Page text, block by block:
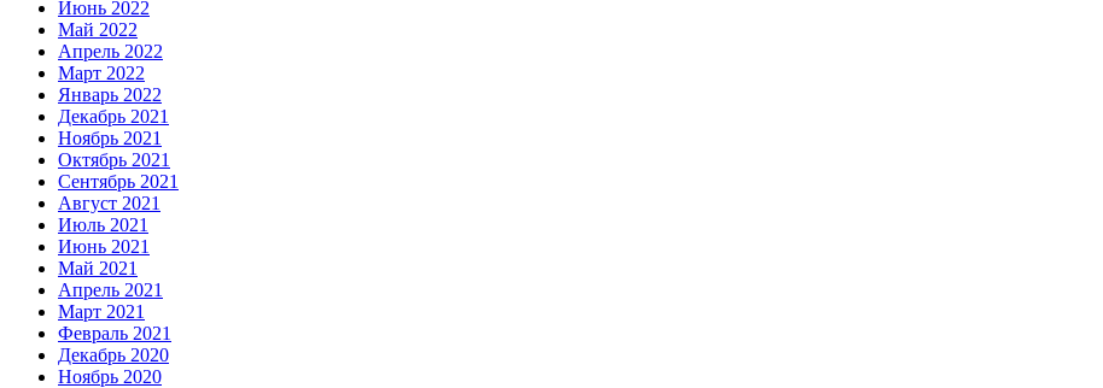
Июнь 2022
Май 2022
Апрель 2022
Март 2022
Январь 2022
Декабрь 2021
Ноябрь 2021
Октябрь 2021
Сентябрь 2021
Август 2021
Июль 2021
Июнь 2021
Май 2021
Апрель 2021
Март 2021
Февраль 2021
Декабрь 2020
Ноябрь 2020